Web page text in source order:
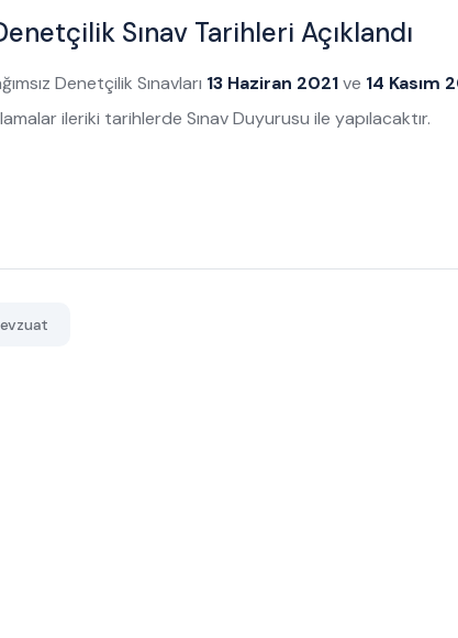
Sınav Tarihleri Açıklandı
Denetçilik Sınavları 13 Haziran 2021ve 14 Kasım
ileriki tarihlerde Sınav Duyurusu ile yapılacaktır.